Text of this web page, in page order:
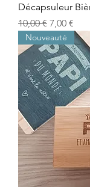
Décapsuleur
Prix original
10,00 € Prix
7,00 €
Nouveauté